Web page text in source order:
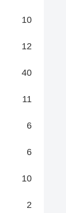
10
12
40
11
6
6
10
2